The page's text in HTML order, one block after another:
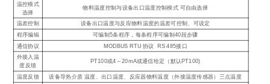
温控模式
选择
物料温度控制与设备出口温度控制模式 可自由选择
温差控制 设备出口温度与反应物料温度的温差可控制、可设定
程序编辑
可编制5条程序，每条程序可编制40段步骤
通信协议
MODBUS RTU 协议 RS 485接口
外接入温
度反馈
PT100或4～20mA或通信给定（默认PT100)
温度反馈
设备导热介质 温度、出口温度、反应器物料温度（外接温度传感器）三点温度